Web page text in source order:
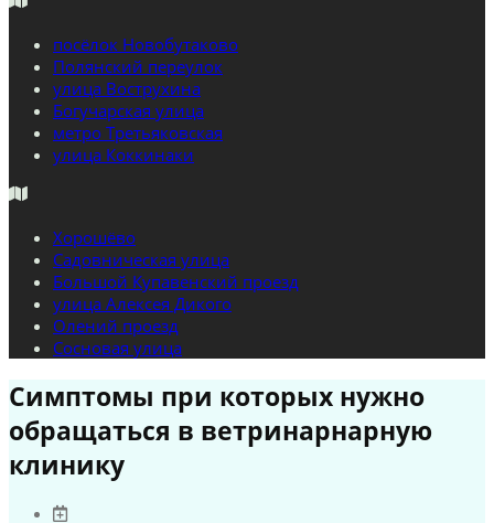
посёлок Новобутаково
Полянский переулок
улица Вострухина
Богучарская улица
метро Третьяковская
улица Коккинаки
Хорошёво
Садовническая улица
Большой Купавенский проезд
улица Алексея Дикого
Олений проезд
Сосновая улица
Симптомы при которых нужно
обращаться в ветринарнарную
клинику